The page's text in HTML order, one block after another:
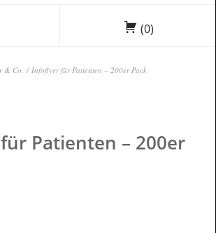
(0)
& Co. / Infoflyer für Patienten – 200er Pack
Patienten – 200er